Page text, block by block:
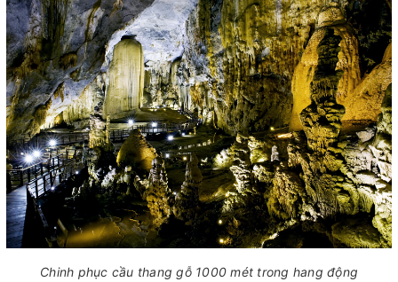
Chinh phục cầu thang gỗ 1000 mét trong hang động